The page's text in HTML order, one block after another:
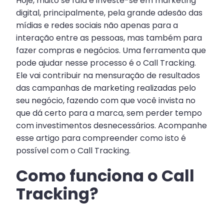
digital, principalmente, pela grande adesão das
mídias e redes sociais não apenas para a
interação entre as pessoas, mas também para
fazer compras e negócios. Uma ferramenta que
pode ajudar nesse processo é o Call Tracking.
Ele vai contribuir na mensuração de resultados
das campanhas de marketing realizadas pelo
seu negócio, fazendo com que você invista no
que dá certo para a marca, sem perder tempo
com investimentos desnecessários. Acompanhe
esse artigo para compreender como isto é
possível com o Call Tracking.
Como funciona o Call
Tracking?